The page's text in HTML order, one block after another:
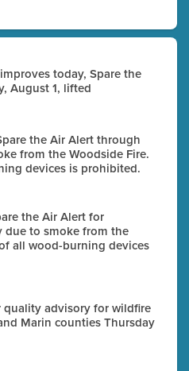
today, Spare the
August 1, lifted
the Air Alert through
from the Woodside Fire.
devices is prohibited.
the Air Alert for
due to smoke from the
all wood-burning devices
quality advisory for wildfire
Marin counties Thursday